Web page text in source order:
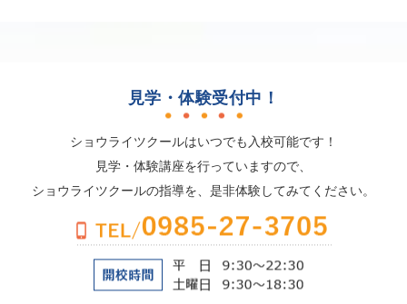
見学・体験受付中！
ショウライツクールはいつでも入校可能です！
見学・体験講座を行っていますので、
ショウライツクールの指導を、是非体験してみてください。